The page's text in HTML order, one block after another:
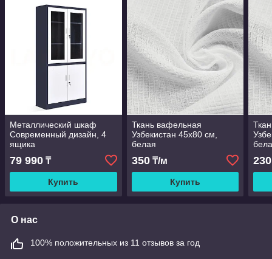
Металлический шкаф
Современный дизайн, 4
ящика
79 990 ₸
Купить
Ткань вафельная
Узбекистан 45х80 см,
белая
350₸/м
Купить
230
О нас
100% положительных из 11 отзывов за год